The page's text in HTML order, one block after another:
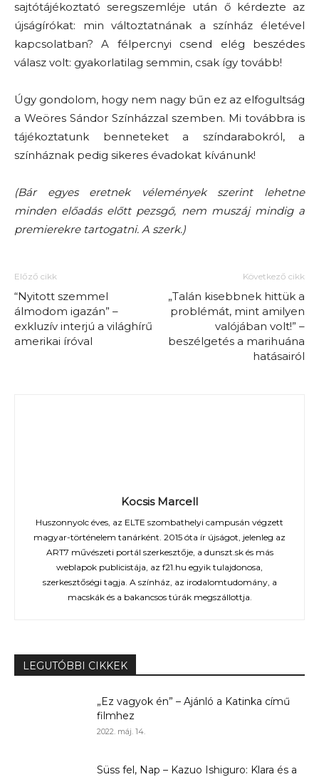
sajtótájékoztató seregszemléje után ő kérdezte az
újságírókat: min változtatnának a színház életével
kapcsolatban? A félpercnyi csend elég beszédes
válasz volt: gyakorlatilag semmin, csak így tovább!
Úgy gondolom, hogy nem nagy bűn ez az elfogultság
a Weöres Sándor Színházzal szemben. Mi továbbra is
tájékoztatunk benneteket a színdarabokról, a
színháznak pedig sikeres évadokat kívánunk!
(Bár egyes eretnek vélemények szerint lehetne
minden előadás előtt pezsgő, nem muszáj mindig a
premierekre tartogatni. A szerk.)
Előző cikk
“Nyitott szemmel
álmodom igazán” –
exkluzív interjú a világhírű
amerikai íróval
Következő cikk
„Talán kisebbnek hittük a
problémát, mint amilyen
valójában volt!” –
beszélgetés a marihuána
hatásairól
Kocsis Marcell
Huszonnyolc éves, az ELTE szombathelyi campusán végzett
magyar-történelem tanárként. 2015 óta ír újságot, jelenleg az
ART7 művészeti portál szerkesztője, a dunszt.sk és más
weblapok publicistája, az f21.hu egyik tulajdonosa,
szerkesztőségi tagja. A színház, az irodalomtudomány, a
macskák és a bakancsos túrák megszállottja.
LEGUTÓBBI CIKKEK
„Ez vagyok én” – Ajánló a Katinka című
filmhez
2022. máj. 14.
Süss fel, Nap – Kazuo Ishiguro: Klara és a